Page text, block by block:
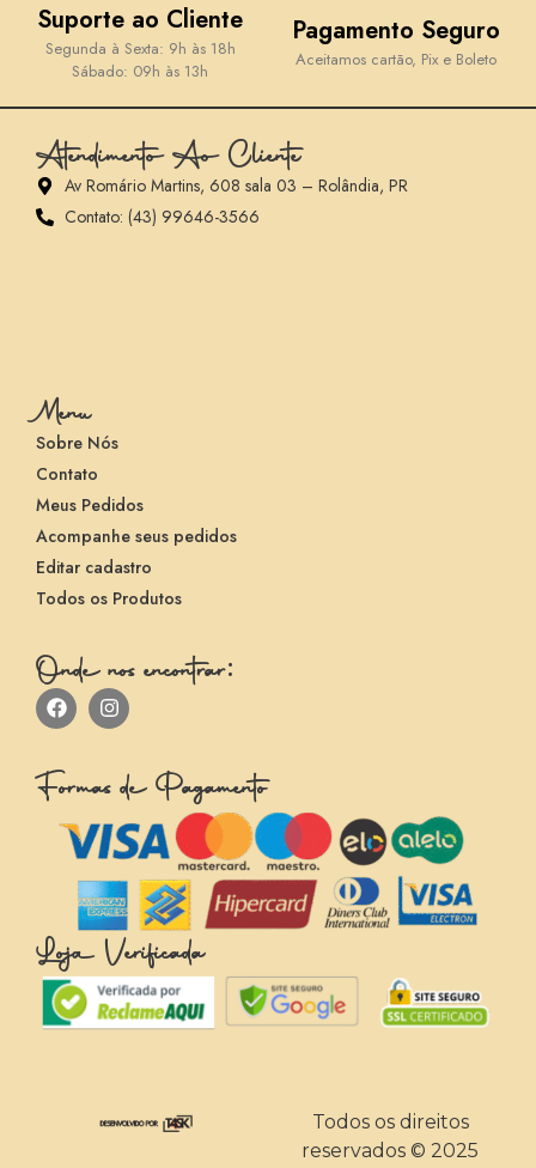
Suporte ao Cliente
Segunda à Sexta: 9h às 18h
Sábado: 09h às 13h
Pagamento Seguro
Aceitamos cartão, Pix e Boleto
Atendimento Ao Cliente
Av Romário Martins, 608 sala 03 – Rolândia, PR
Contato: (43) 99646-3566
Menu
Sobre Nós
Contato
Meus Pedidos
Acompanhe seus pedidos
Editar cadastro
Todos os Produtos
Onde nos encontrar:
Formas de Pagamento
Loja Verificada
Todos os direitos
reservados © 2025